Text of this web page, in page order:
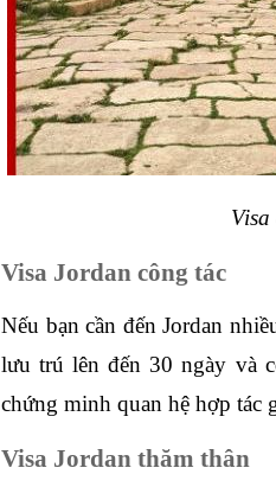
Visa Jordan công tác
Nếu bạn cần đến Jordan
lưu trú lên đến 30 ngày và
chứng minh quan hệ hợp tác
Visa Jordan thăm thân